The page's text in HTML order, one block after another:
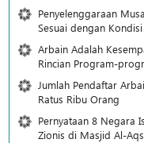
Penyelenggaraan
Sesuai dengan
Arbain Adalah
Rincian Program-
Jumlah Pendaftar
Ratus Ribu Orang
Pernyataan 8 Negara
Zionis di Masjid Al-